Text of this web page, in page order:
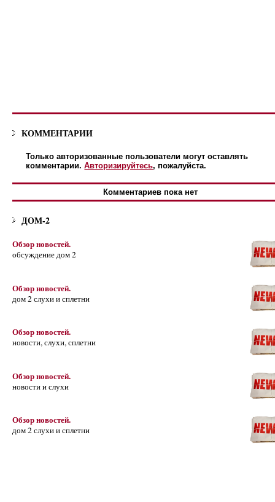
КОММЕНТАРИИ
Только авторизованные пользователи могут оставлять
комментарии.Авторизируйтесь, пожалуйста.
Комментариев пока нет
ДОМ-2
Обзор новостей.
обсуждение дом 2
Обзор новостей.
дом 2 слухи и сплетни
Обзор новостей.
новости, слухи, сплетни
Обзор новостей.
новости и слухи
Обзор новостей.
дом 2 слухи и сплетни